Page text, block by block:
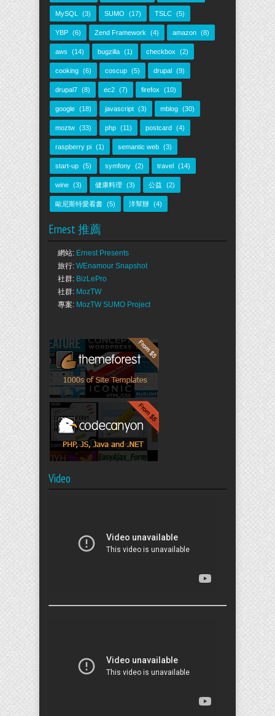
MySQL (3) SUMO (17) TSLC (5)
YBP (6) Zend Framework (4) amazon (8)
aws (14) bugzilla (1) checkbox (2)
cooking (6) coscup (5) drupal (9)
drupal7 (8) ec2 (7) firefox (10)
google (18) javascript (3) mblog (30)
moztw (33) php (11) postcard (4)
raspberry pi (1) semantic web (3)
start-up (5) symfony (2) travel (14)
wine (3) 健康料理 (3) 公益 (2)
歐尼斯特愛看書 (5) 洋幫辦 (4)
Ernest 推薦
網站: Ernest Presents
旅行: WEnamour Snapshot
社群: BizLePro
社群: MozTW
專案: MozTW SUMO Project
Video